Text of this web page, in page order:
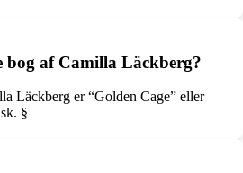
bog af Camilla Läckberg?
Läckberg er “Golden Cage” eller
§